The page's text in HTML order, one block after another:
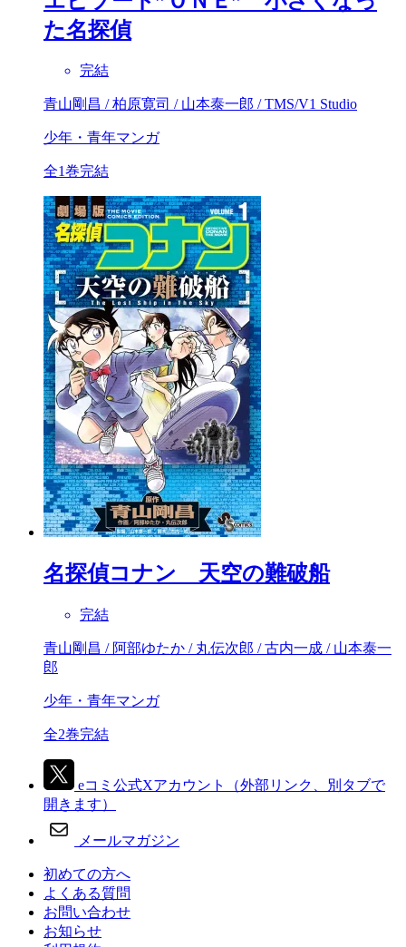
た名探偵
完結
青山剛昌 / 柏原寛司 / 山本泰一郎 / TMS/V1 Studio
少年・青年マンガ
全1巻完結
名探偵コナン 天空の難破船
完結
青山剛昌 / 阿部ゆたか / 丸伝次郎 / 古内一成 / 山本泰一
郎
少年・青年マンガ
全2巻完結
eコミ公式Xアカウント
（外部リンク、別タブで
開きます）
メールマガジン
初めての方へ
よくある質問
お問い合わせ
お知らせ